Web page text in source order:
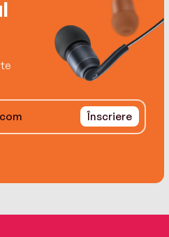
Înscriere